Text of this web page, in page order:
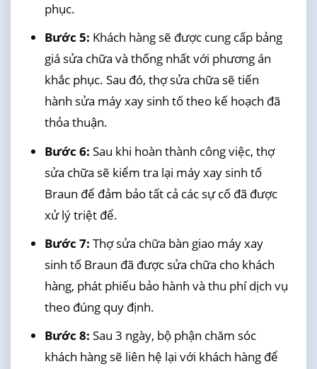
phục.
Bước 5: Khách hàng sẽ được cung cấp bảng
giá sửa chữa và thống nhất với phương án
khắc phục. Sau đó, thợ sửa chữa sẽ tiến
hành sửa máy xay sinh tố theo kế hoạch đã
thỏa thuận.
Bước 6: Sau khi hoàn thành công việc, thợ
sửa chữa sẽ kiểm tra lại máy xay sinh tố
Braun để đảm bảo tất cả các sự cố đã được
xử lý triệt để.
Bước 7: Thợ sửa chữa bàn giao máy xay
sinh tố Braun đã được sửa chữa cho khách
hàng, phát phiếu bảo hành và thu phí dịch vụ
theo đúng quy định.
Bước 8: Sau 3 ngày, bộ phận chăm sóc
khách hàng sẽ liên hệ lại với khách hàng để